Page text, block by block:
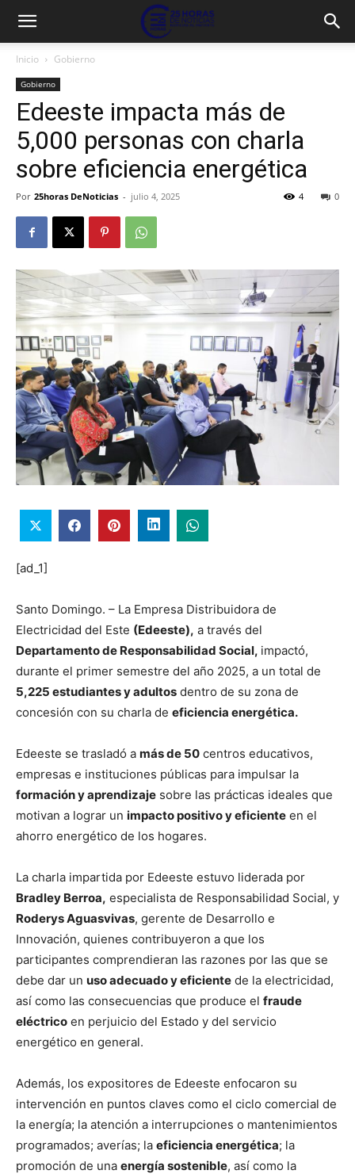
Inicio Gobierno
Gobierno
Edeeste impacta más de
5,000 personas con charla
sobre eficiencia energética
Por 25horas DeNoticias - julio 4, 2025 0
4
[ad_1]
Santo Domingo. – La Empresa Distribuidora de
Electricidad del Este (Edeeste), a través del
Departamento de Responsabilidad Social, impactó,
durante el primer semestre del año 2025, a un total de
5,225 estudiantes y adultos dentro de su zona de
concesión con su charla de eficiencia energética.
Edeeste se trasladó a más de 50 centros educativos,
empresas e instituciones públicas para impulsar la
formación y aprendizaje sobre las prácticas ideales que
motivan a lograr un impacto positivo y eficiente en el
ahorro energético de los hogares.
La charla impartida por Edeeste estuvo liderada por
Bradley Berroa, especialista de Responsabilidad Social, y
Roderys Aguasvivas, gerente de Desarrollo e
Innovación, quienes contribuyeron a que los
participantes comprendieran las razones por las que se
debe dar un uso adecuado y eficiente de la electricidad,
así como las consecuencias que produce el fraude
eléctrico en perjuicio del Estado y del servicio
energético en general.
Además, los expositores de Edeeste enfocaron su
intervención en puntos claves como el ciclo comercial de
la energía; la atención a interrupciones o mantenimientos
programados; averías; la eficiencia energética; la
promoción de una energía sostenible, así como la